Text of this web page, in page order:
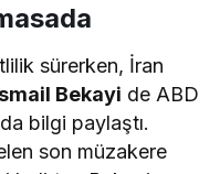
sürerken, İran
Bekayi de ABD
bilgi paylaştı.
son müzakere